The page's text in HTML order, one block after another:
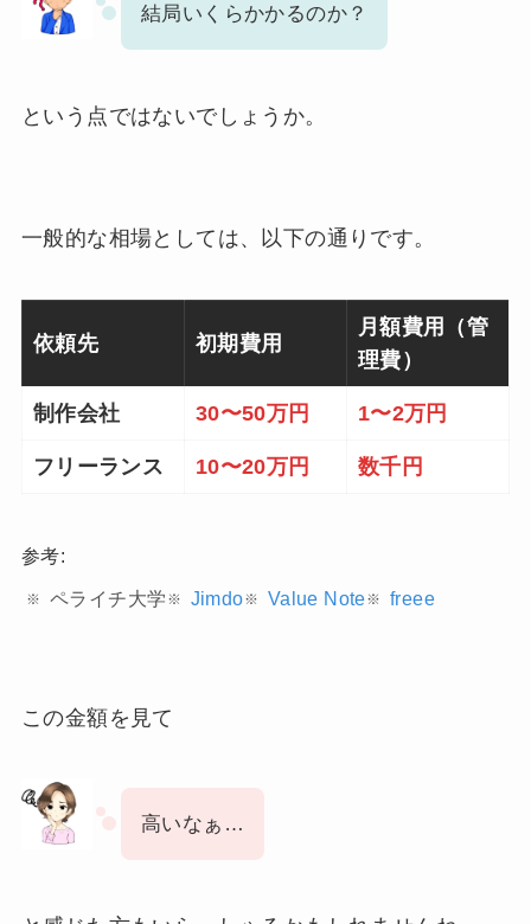
結局いくらかかるのか？
という点ではないでしょうか。
一般的な相場としては、以下の通りです。
依頼先 初期費用
月額費用（管
理費）
制作会社 30〜50万円 1〜2万円
フリーランス 10〜20万円 数千円
参考:
ペライチ大学 Jimdo Value Note freee
この金額を見て
高いなぁ…